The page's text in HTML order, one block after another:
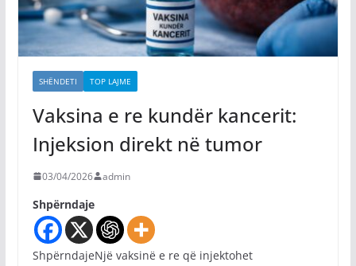
SHËNDETI TOP LAJME
Vaksina e re kundër kancerit:
Injeksion direkt në tumor
03/04/2026 admin
Shpërndaje
ShpërndajeNjë vaksinë e re që injektohet